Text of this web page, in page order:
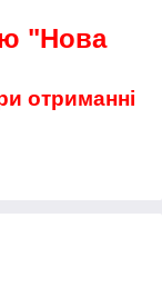
"Нова
отриманні